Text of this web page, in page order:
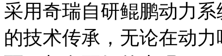
采用奇瑞自研鲲鹏动力
的技术传承，无论在动